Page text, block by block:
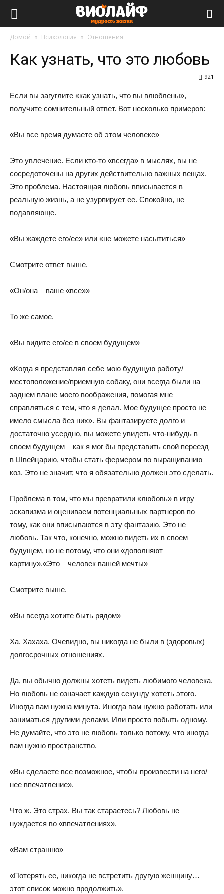
Домой Психология Отношения
Как узнать, что это любовь
921
Если вы загуглите «как узнать, что вы влюблены»,
получите сомнительный ответ. Вот несколько примеров:
«Вы все время думаете об этом человеке»
Это увлечение. Если кто-то «всегда» в мыслях, вы не
сосредоточены на других действительно важных вещах.
Это проблема. Настоящая любовь вписывается в
реальную жизнь, а не узурпирует ее. Спокойно, не
подавляюще.
«Вы жаждете его/ее» или «не можете насытиться»
Смотрите ответ выше.
«Он/она – ваше «все»»
То же самое.
«Вы видите его/ее в своем будущем»
«Когда я представлял себе мою будущую работу/
местоположение/приемную собаку, они всегда были на
заднем плане моего воображения, помогая мне
справляться с тем, что я делал. Мое будущее просто не
имело смысла без них». Вы фантазируете долго и
достаточно усердно, вы можете увидеть что-нибудь в
своем будущем – как я мог бы представить свой переезд
в Швейцарию, чтобы стать фермером по выращиванию
коз. Это не значит, что я обязательно должен это сделать.
Проблема в том, что мы превратили «любовь» в игру
эскапизма и оцениваем потенциальных партнеров по
тому, как они вписываются в эту фантазию. Это не
любовь. Так что, конечно, можно видеть их в своем
будущем, но не потому, что они «дополняют
картину».«Это – человек вашей мечты»
Смотрите выше.
«Вы всегда хотите быть рядом»
Ха. Хахаха. Очевидно, вы никогда не были в (здоровых)
долгосрочных отношениях.
Да, вы обычно должны хотеть видеть любимого человека.
Но любовь не означает каждую секунду хотеть этого.
Иногда вам нужна минута. Иногда вам нужно работать или
заниматься другими делами. Или просто побыть одному.
Не думайте, что это не любовь только потому, что иногда
вам нужно пространство.
«Вы сделаете все возможное, чтобы произвести на него/
нее впечатление».
Что ж. Это страх. Вы так стараетесь? Любовь не
нуждается во «впечатлениях».
«Вам страшно»
«Потерять ее, никогда не встретить другую женщину…
этот список можно продолжить».